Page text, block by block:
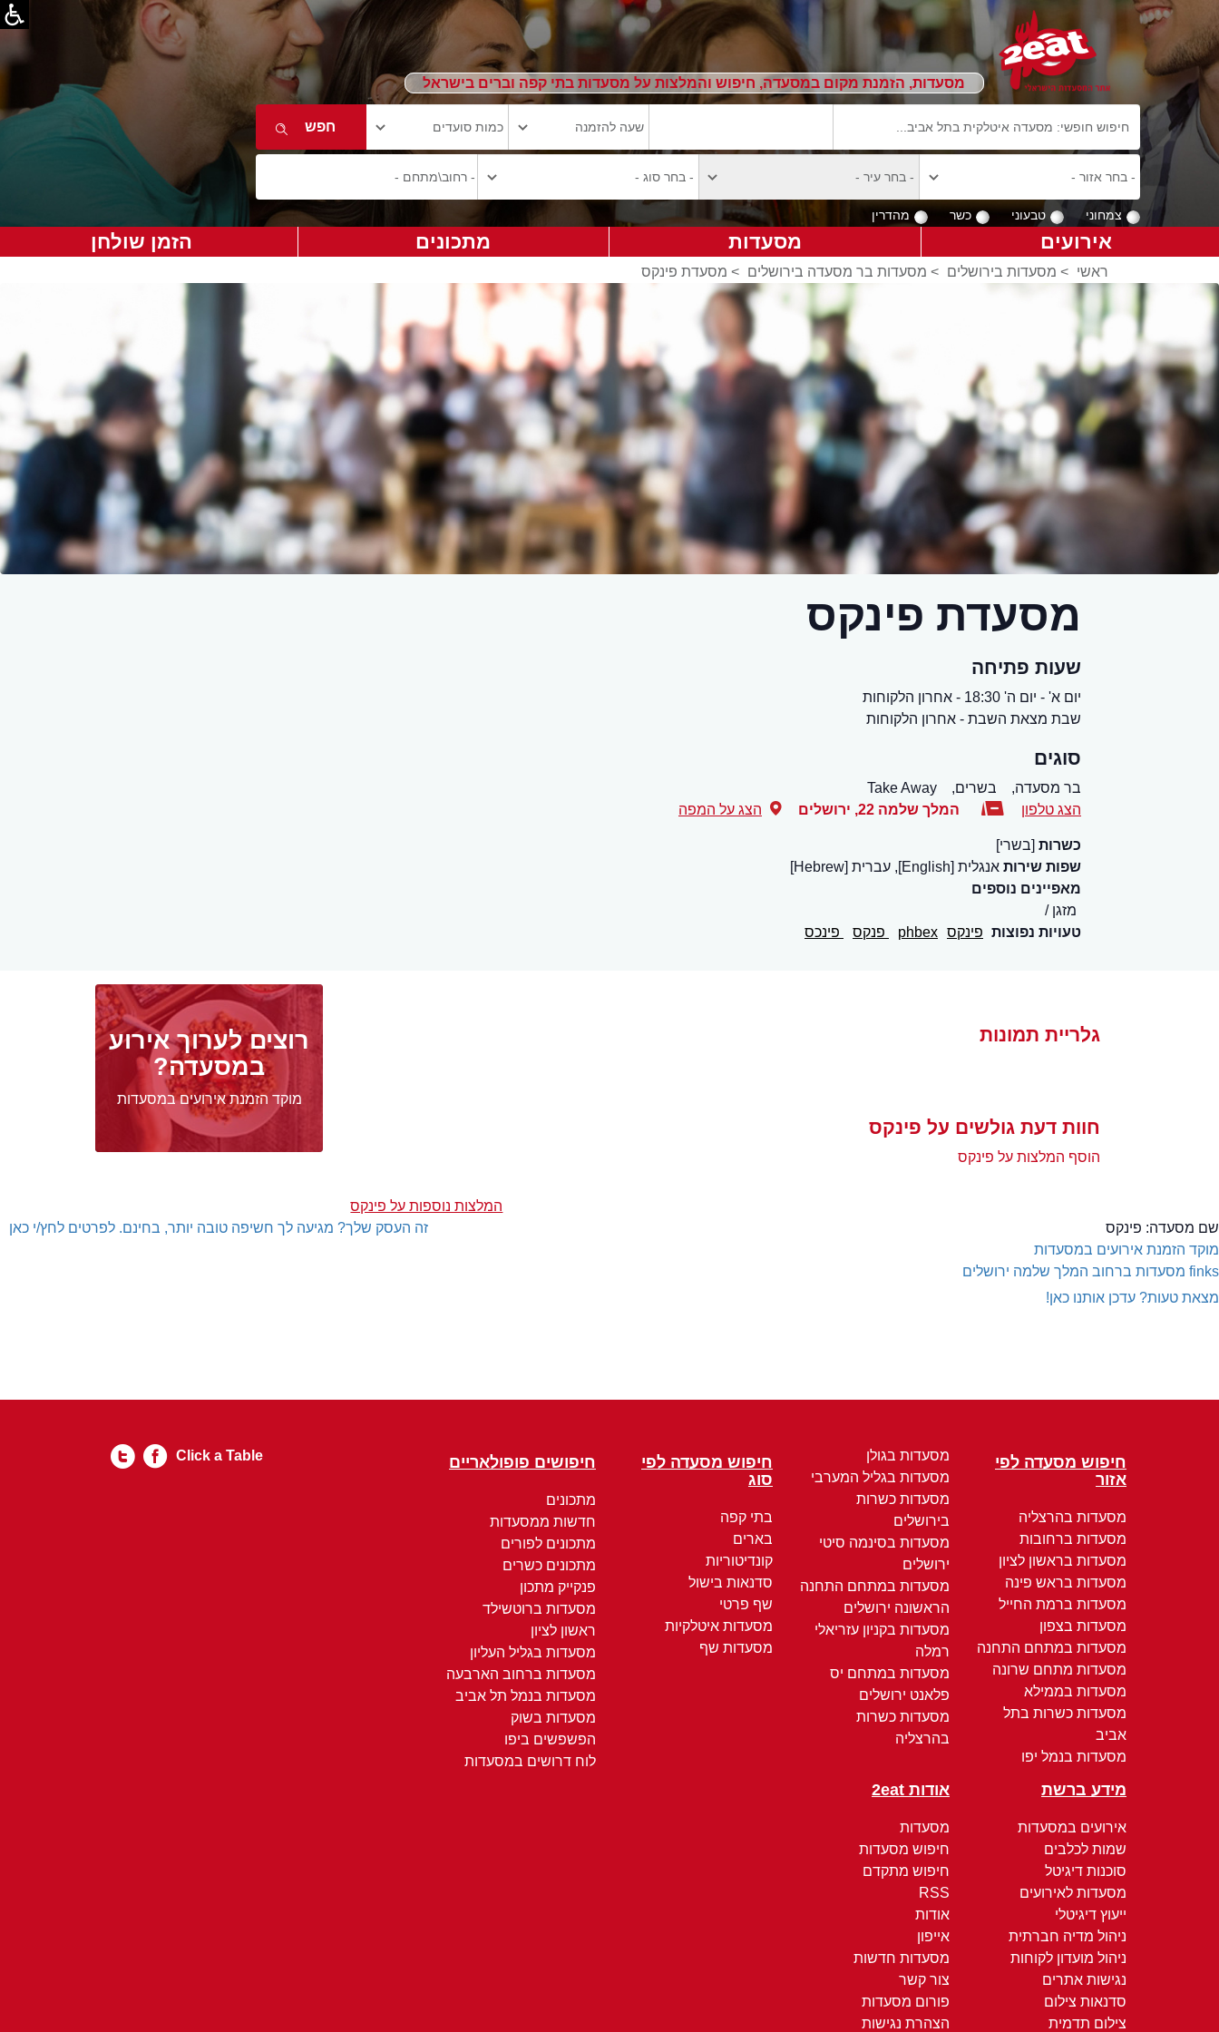
מסעדות, הזמנת מקום במסעדה, חיפוש והמלצות על מסעדות בתי קפה וברים בישראל
צמחוני טבעוני כשר מהדרין
אירועים מסעדות מתכונים הזמן שולחן
ראשי > מסעדות בירושלים > מסעדות בר מסעדה בירושלים > מסעדת פינקס
מסעדת פינקס
שעות פתיחה
יום א' - יום ה' 18:30 - אחרון הלקוחות
שבת מצאת השבת - אחרון הלקוחות
סוגים
בר מסעדה, בשרים,
Take Away
הצג טלפון
המלך שלמה 22 , ירושלים הצג על המפה
כשרות [בשרי]
שפות שירות אנגלית [English], עברית [Hebrew]
מאפיינים נוספים
מזגן
טעויות נפוצות פינקס phbex פנקס פינכס
גלריית תמונות
חוות דעת גולשים על פינקס
הוסף המלצות על פינקס
המלצות נוספות על פינקס
רוצים לערוך אירוע
במסעדה?
מוקד הזמנת אירועים במסעדות
זה העסק שלך? מגיעה לך חשיפה טובה יותר, בחינם. לפרטים לחץ/י כאן שם מסעדה: פינקס
מוקד הזמנת אירועים במסעדות
finks מסעדות ברחוב המלך שלמה ירושלים
מצאת טעות? עדכן אותנו כאן!
חיפוש מסעדה לפי
אזור
מסעדות בהרצליה
מסעדות ברחובות
מסעדות בראשון לציון
מסעדות בראש פינה
מסעדות ברמת החייל
מסעדות בצפון
מסעדות במתחם התחנה
מסעדות מתחם שרונה
מסעדות בממילא
מסעדות כשרות בתל
אביב
מסעדות בנמל יפו
מסעדות בגולן
מסעדות בגליל המערבי
מסעדות כשרות
בירושלים
מסעדות בסינמה סיטי
ירושלים
מסעדות במתחם התחנה
הראשונה ירושלים
מסעדות בקניון עזריאלי
רמלה
מסעדות במתחם יס
פלאנט ירושלים
מסעדות כשרות
בהרצליה
חיפוש מסעדה לפי
סוג
בתי קפה
בארים
קונדיטוריות
סדנאות בישול
שף פרטי
מסעדות איטלקיות
מסעדות שף
חיפושים פופולאריים
מתכונים
חדשות ממסעדות
מתכונים לפורים
מתכונים כשרים
פנקייק מתכון
מסעדות ברוטשילד
ראשון לציון
מסעדות בגליל העליון
מסעדות ברחוב הארבעה
מסעדות בנמל תל אביב
מסעדות בשוק
הפשפשים ביפו
לוח דרושים במסעדות
מידע ברשת
אירועים במסעדות
שמות לכלבים
סוכנות דיגיטל
מסעדות לאירועים
ייעוץ דיגיטלי
ניהול מדיה חברתית
ניהול מועדון לקוחות
נגישות אתרים
סדנאות צילום
צילום תדמית
אודות 2eat
מסעדות
חיפוש מסעדות
חיפוש מתקדם
RSS
אודות
אייפון
מסעדות חדשות
צור קשר
פורום מסעדות
הצהרת נגישות
Click a Table